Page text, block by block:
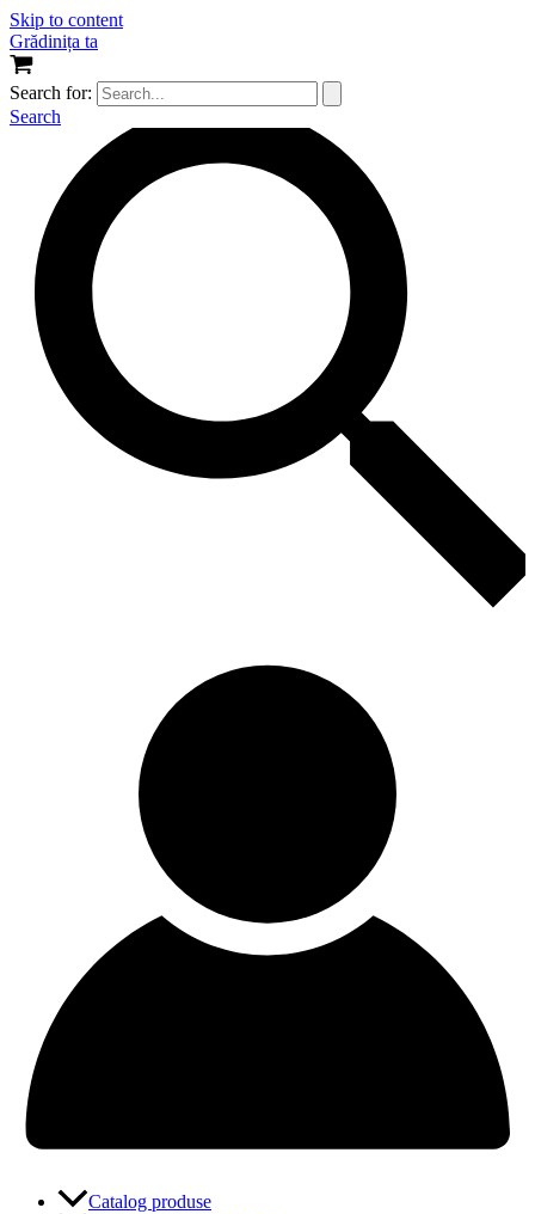
Skip to content
Grădinița ta
Search for:
Search
Catalog produse